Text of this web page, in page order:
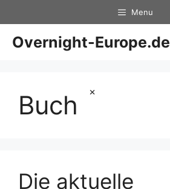
×
Inhalt
springen
Menu
Overnight-Europe.de
Buch
Die aktuelle